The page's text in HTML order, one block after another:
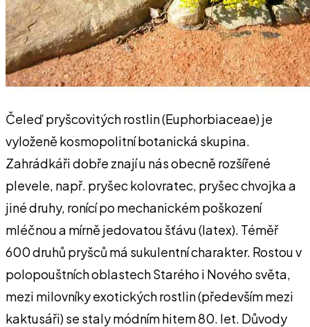
Čeleď pryšcovitých rostlin (Euphorbiaceae) je
vyloženě kosmopolitní botanická skupina.
Zahrádkáři dobře znají u nás obecně rozšířené
plevele, např. pryšec kolovratec, pryšec chvojka a
jiné druhy, ronící po mechanickém poškození
mléčnou a mírně jedovatou šťávu (latex). Téměř
600 druhů pryšců má sukulentní charakter. Rostou v
polopouštních oblastech Starého i Nového světa,
mezi milovníky exotických rostlin (především mezi
kaktusáři) se staly módním hitem 80. let. Důvody